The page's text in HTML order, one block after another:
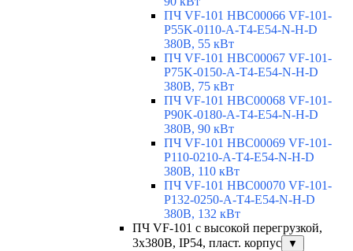
ПЧ VF-101 HBC00066 VF-101-
P55K-0110-A-T4-E54-N-H-D
380В, 55 кВт
ПЧ VF-101 HBC00067 VF-101-
P75K-0150-A-T4-E54-N-H-D
380В, 75 кВт
ПЧ VF-101 HBC00068 VF-101-
P90K-0180-A-T4-E54-N-H-D
380В, 90 кВт
ПЧ VF-101 HBC00069 VF-101-
P110-0210-A-T4-E54-N-H-D
380В, 110 кВт
ПЧ VF-101 HBC00070 VF-101-
P132-0250-A-T4-E54-N-H-D
380В, 132 кВт
ПЧ VF-101 с высокой перегрузкой,
3х380В, IP54, пласт. корпус
▼